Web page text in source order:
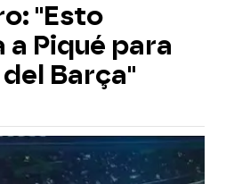
"Esto
Piqué para
Barça"